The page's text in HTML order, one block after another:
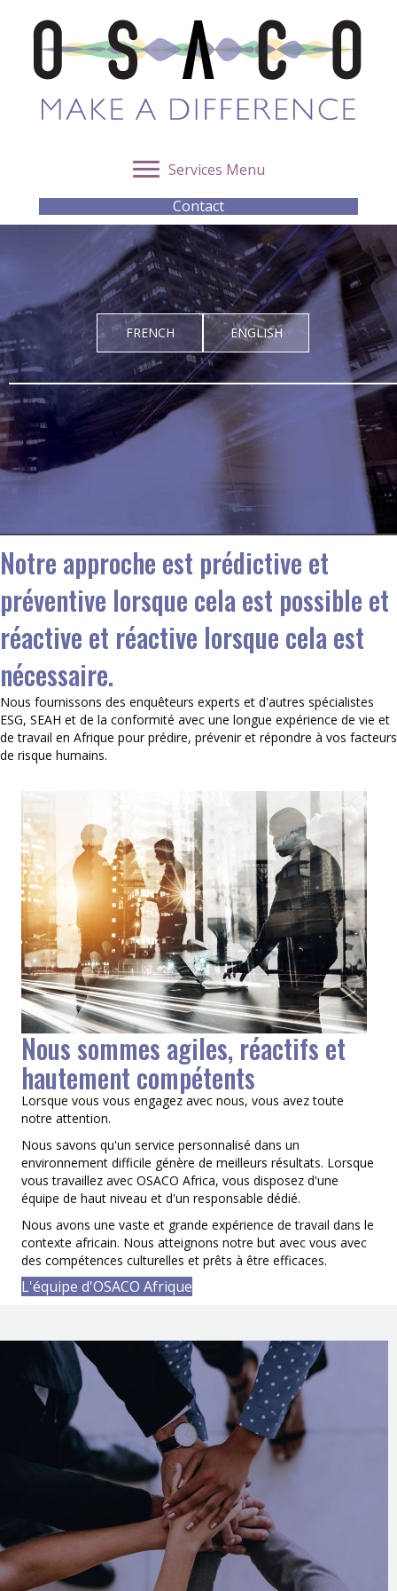
Services Menu
Contact
FRENCH ENGLISH
OSACO Afrique
Comment nous
fonctionnons
Notre approche est prédictive et
préventive lorsque cela est possible et
réactive et réactive lorsque cela est
nécessaire.
Nous fournissons des enquêteurs experts et d'autres spécialistes
ESG, SEAH et de la conformité avec une longue expérience de vie et
de travail en Afrique pour prédire, prévenir et répondre à vos facteurs
de risque humains.
Nous sommes agiles, réactifs et
hautement compétents
Lorsque vous vous engagez avec nous, vous avez toute
notre attention.
Nous savons qu'un service personnalisé dans un
environnement difficile génère de meilleurs résultats. Lorsque
vous travaillez avec OSACO Africa, vous disposez d'une
équipe de haut niveau et d'un responsable dédié.
Nous avons une vaste et grande expérience de travail dans le
contexte africain. Nous atteignons notre but avec vous avec
des compétences culturelles et prêts à être efficaces.
L'équipe d'OSACO Afrique